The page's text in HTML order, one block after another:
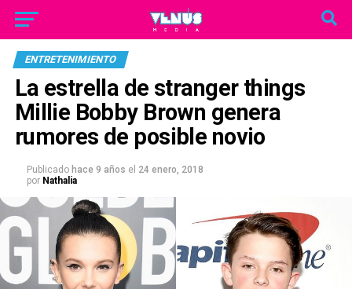
ENTRETENIMIENTO
La estrella de stranger things
Millie Bobby Brown genera
rumores de posible novio
Publicado hace 9 años el 24 enero, 2018
por Nathalia